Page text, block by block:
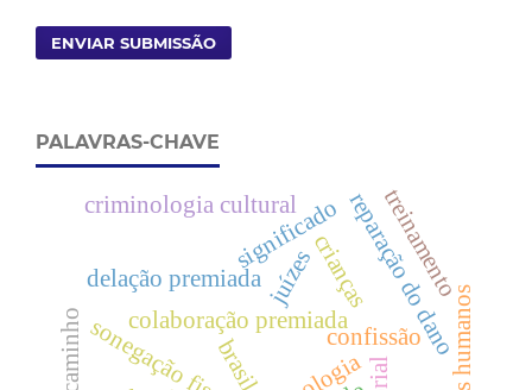
ENVIAR SUBMISSÃO
PALAVRAS-CHAVE
colaboração premiada
delação premiada
confissão
reparação do dano
sonegação fiscal
significado
criminologia cultural
brasil
treinamento
crianças
juízes